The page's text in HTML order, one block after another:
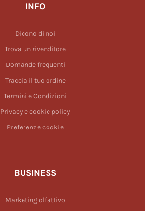
INFO
Dicono di noi
Trova un rivenditore
Domande frequenti
Traccia il tuo ordine
Termini e Condizioni
Privacy e cookie policy
Preferenze cookie
BUSINESS
Marketing olfattivo